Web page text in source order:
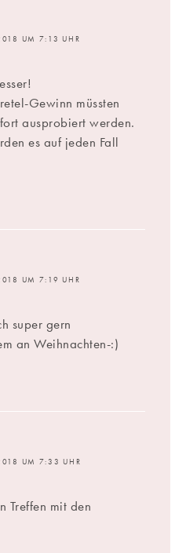
UM 7:13 UHR
Gewinn müssten
ausprobiert werden.
es auf jeden Fall
UM 7:19 UHR
super gern
an Weihnachten-:)
UM 7:33 UHR
Treffen mit den